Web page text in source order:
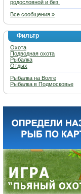
родословной и без.
Все сообщения »
Фильтр
Охота
Подводная охота
Рыбалка
Отдых
Рыбалка на Волге
Рыбалка в Подмосковье